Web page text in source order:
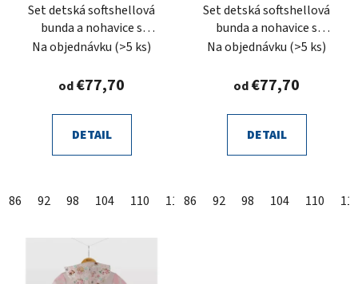
Set detská softshellová
bunda a nohavice s
fleecom, víla na
Na objednávku (>5 ks)
od€77,70
DETAIL
86 92 98 104 110 116 122 128 134
Set detská softshellová
bunda a nohavice s
fleecom jeleň
Na objednávku (>5 ks)
od€77,70
DETAIL
86 92 98 104 110